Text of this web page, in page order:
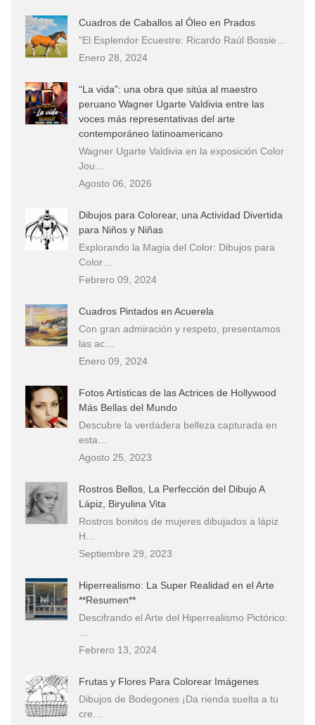
Cuadros de Caballos al Óleo en Prados
"El Esplendor Ecuestre: Ricardo Raúl Bossie…
Enero 28, 2024
“La vida”: una obra que sitúa al maestro
peruano Wagner Ugarte Valdivia entre las
voces más representativas del arte
contemporáneo latinoamericano
Wagner Ugarte Valdivia en la exposición Color
Jou…
Agosto 06, 2026
Dibujos para Colorear, una Actividad Divertida
para Niños y Niñas
Explorando la Magia del Color: Dibujos para
Color…
Febrero 09, 2024
Cuadros Pintados en Acuerela
Con gran admiración y respeto, presentamos
las ac…
Enero 09, 2024
Fotos Artísticas de las Actrices de Hollywood
Más Bellas del Mundo
Descubre la verdadera belleza capturada en
esta…
Agosto 25, 2023
Rostros Bellos, La Perfección del Dibujo A
Lápiz, Biryulina Vita
Rostros bonitos de mujeres dibujados a lápiz
H…
Septiembre 29, 2023
Hiperrealismo: La Super Realidad en el Arte
**Resumen**
Descifrando el Arte del Hiperrealismo Pictórico:
…
Febrero 13, 2024
Frutas y Flores Para Colorear Imágenes
Dibujos de Bodegones ¡Da rienda suelta a tu
cre…